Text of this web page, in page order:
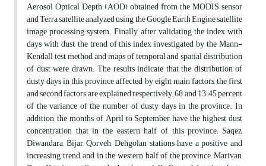
Aerosol Optical Depth (AOD) obtained from the MODIS sensor
and Terra satellite analyzed using the Google Earth Engine satellite
image processing system. Finally, after validating the index with
days with dust, the trend of this index investigated by the Mann-
Kendall test method, and maps of temporal and spatial distribution
of dust were drawn. The results indicate that the distribution of
dusty days in this province affected by eight main factors, the first
and second factors are explained respectively; 68 and 13.45 percent
of the variance of the number of dusty days in the province. In
addition, the months of April to September have the highest dust
concentration that in the eastern half of this province; Saqez,
Diwandara, Bijar, Qorveh, Dehgolan stations have a positive and
increasing trend, and in the western half of the province, Marivan,